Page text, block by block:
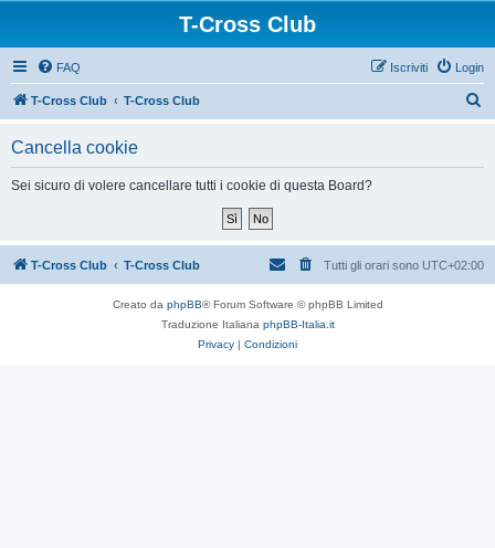
T-Cross Club
FAQ Login
Iscriviti
T-Cross Club T-Cross Club
Cancella cookie
Sei sicuro di volere cancellare tutti i cookie di questa Board?
T-Cross Club T-Cross Club Tutti gli orari sono UTC+02:00
Creato da phpBB® Forum Software © phpBB Limited
Traduzione Italiana phpBB-Italia.it
Privacy | Condizioni